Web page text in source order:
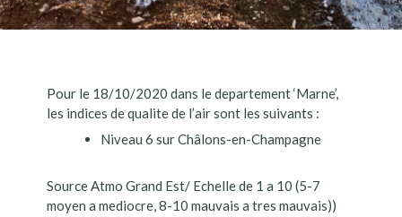
Pour le 18/10/2020 dans le departement ‘Marne’,
les indices de qualite de l’air sont les suivants :
Niveau 6 sur Châlons-en-Champagne
Source Atmo Grand Est/ Echelle de 1 a 10 (5-7
moyen a mediocre, 8-10 mauvais a tres mauvais))